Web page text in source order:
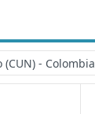
- Colombia